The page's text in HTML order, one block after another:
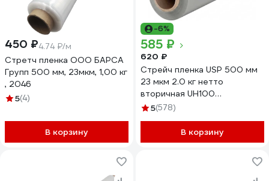
450 ₽4.74 ₽/м
Стретч пленка ООО БАРСА
Групп 500 мм, 23мкм, 1,00 кг
, 2046
5(4)
В корзину
-6%
585 ₽
620 ₽
Стрейч пленка USP 500 мм
23 мкм 2.0 кг нетто
вторичная UH100
в50232000
5(578)
В корзину